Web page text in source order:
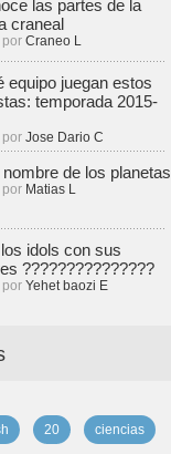
las partes de la
craneal
Craneo L
equipo juegan estos
temporada 2015-
Jose Dario C
nombre de los planetas
Matias L
idols con sus
???????????????
Yehet baozi E
20 ciencias